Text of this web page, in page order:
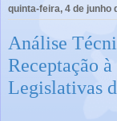
quinta-feira, 4 de junho
Análise
Receptação
Legislativas